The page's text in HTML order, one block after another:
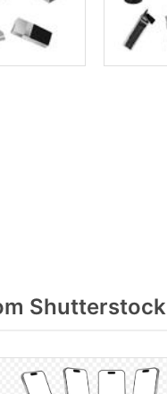
Shutterstock